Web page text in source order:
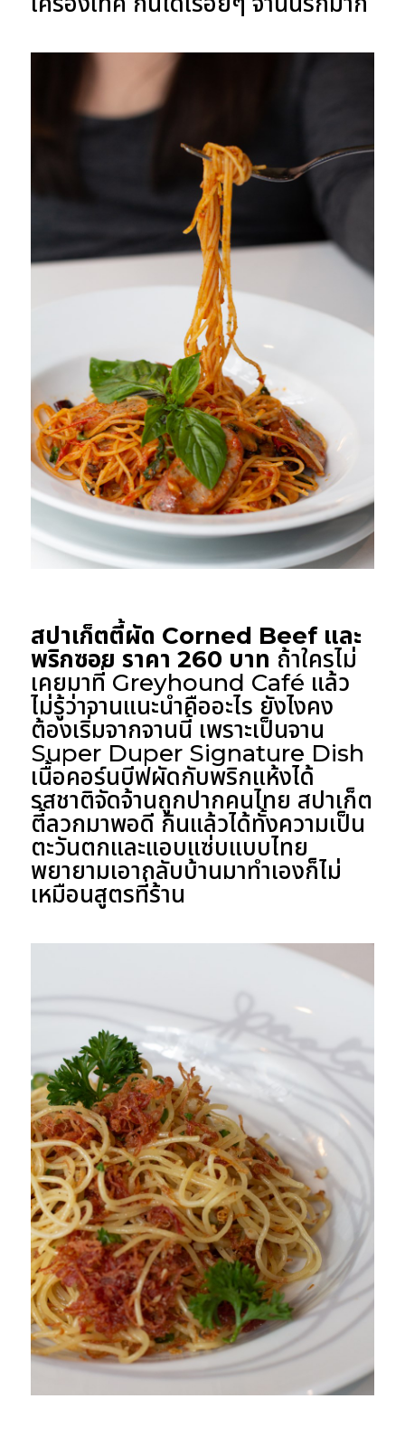
สปาเก็ตตี้ผัด Corned Beef และ
พริกซอย ราคา 260 บาท ถ้าใครไม่
เคยมาที่ Greyhound Café แล้ว
ไม่รู้ว่าจานแนะนำคืออะไร ยังไงคง
ต้องเริ่มจากจานนี้ เพราะเป็นจาน
Super Duper Signature Dish
เนื้อคอร์นบีฟผัดกับพริกแห้งได้
รสชาติจัดจ้านถูกปากคนไทย สปาเก็ต
ตี้ลวกมาพอดี กินแล้วได้ทั้งความเป็น
ตะวันตกและแอบแซ่บแบบไทย
พยายามเอากลับบ้านมาทำเองก็ไม่
เหมือนสูตรที่ร้าน